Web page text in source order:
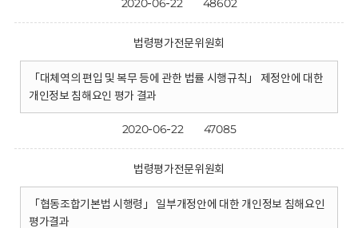
2020-06-22 48602
법령평가전문위원회
「대체역의 편입 및 복무 등에 관한 법률 시행규칙」 제정안에 대한
개인정보 침해요인 평가 결과
2020-06-22 47085
법령평가전문위원회
「협동조합기본법 시행령」 일부개정안에 대한 개인정보 침해요인
평가결과